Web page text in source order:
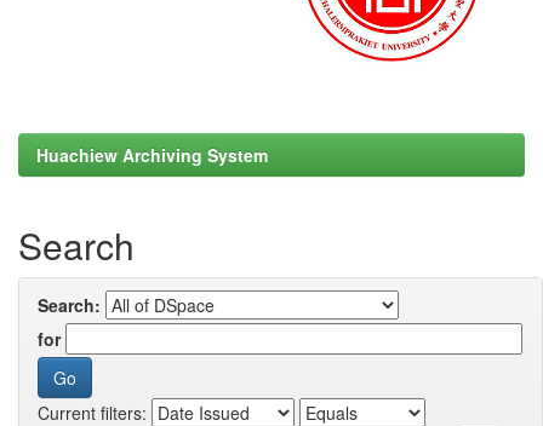
Huachiew Archiving System
Search
Search:
for
Current filters: